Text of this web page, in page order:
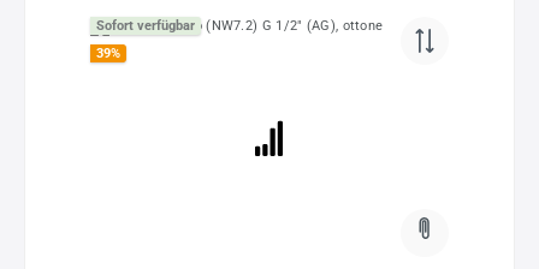
Sofort verfügbar
39%